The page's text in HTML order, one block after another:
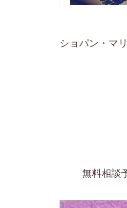
ショパン・マ
無料相談